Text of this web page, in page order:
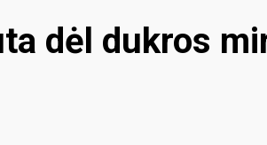
dėl dukros